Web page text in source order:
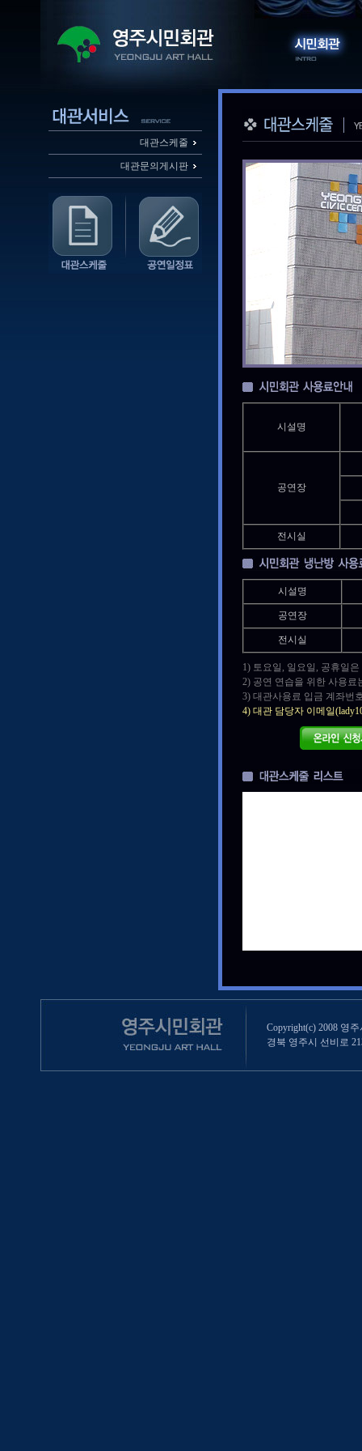
대관스케줄
대관문의게시판
시설명
공연장
전시실
시설명
공연장
전시실
1) 토요일, 일요일, 공휴일
2) 공연 연습을 위한 사용료
3) 대관사용료 입금 계좌번
4) 대관 담당자 이메일
Copyright(c) 2008 영
경북 영주시 선비로